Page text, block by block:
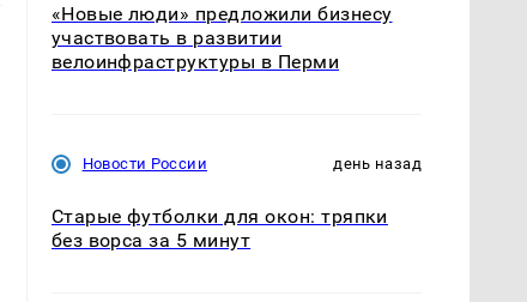
«Новые люди» предложили бизнесу
участвовать в развитии
велоинфраструктуры в Перми
Новости России день назад
Старые футболки для окон: тряпки
без ворса за 5 минут